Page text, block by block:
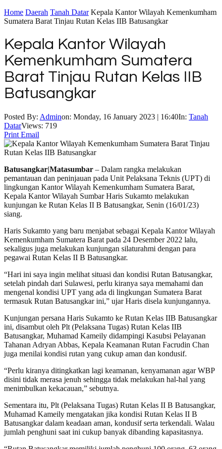
Home Daerah Tanah Datar Kepala Kantor Wilayah Kemenkumham
Sumatera Barat Tinjau Rutan Kelas IIB Batusangkar
Kepala Kantor Wilayah
Kemenkumham Sumatera
Barat Tinjau Rutan Kelas IIB
Batusangkar
Posted By: Adminon: Monday, 16 January 2023 | 16:40In: Tanah
DatarViews: 719
Print Email
Batusangkar|Matasumbar – Dalam rangka melakukan
pemantauan dan peninjauan pada Unit Pelaksana Teknis (UPT) di
lingkungan Kantor Wilayah Kemenkumham Sumatera Barat,
Kepala Kantor Wilayah Sumbar Haris Sukamto melakukan
kunjungan ke Rutan Kelas II B Batusangkar, Senin (16/01/23)
siang.
Haris Sukamto yang baru menjabat sebagai Kepala Kantor Wilayah
Kemenkumham Sumatera Barat pada 24 Desember 2022 lalu,
sekaligus juga melakukan kunjungan silaturahmi dengan para
pegawai Rutan Kelas II B Batusangkar.
“Hari ini saya ingin melihat situasi dan kondisi Rutan Batusangkar,
setelah pindah dari Sulawesi, perlu kiranya saya memahami dan
mengenal kondisi UPT yang ada di lingkungan Sumatera Barat
termasuk Rutan Batusangkar ini,” ujar Haris disela kunjungannya.
Kunjungan persana Haris Sukamto ke Rutan Kelas IIB Batusangkar
ini, disambut oleh Plt (Pelaksana Tugas) Rutan Kelas IIB
Batusangkar, Muhamad Kameily didampingi Kasubsi Pelayanan
Tahanan Adryan Abbas, Kepala Keamanan Rutan Facrudin Chan
juga menilai kondisi rutan yang cukup aman dan kondusif.
“Perlu kiranya ditingkatkan lagi keamanan, kenyamanan agar WBP
disini tidak merasa jenuh sehingga tidak melakukan hal-hal yang
menimbulkan kekacauan,” sebutnya.
Sementara itu, Plt (Pelaksana Tugas) Rutan Kelas II B Batusangkar,
Muhamad Kameily mengatakan jika kondisi Rutan Kelas II B
Batusangkar dalam keadaan aman, kondusif serta terkendali. Walau
jumlah penghuni saat ini cukup banyak dibanding kapasitasnya.